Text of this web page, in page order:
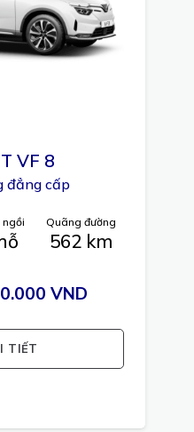
VF 8
đẳng cấp
ngồi Quãng đường
562 km
VND
TIẾT